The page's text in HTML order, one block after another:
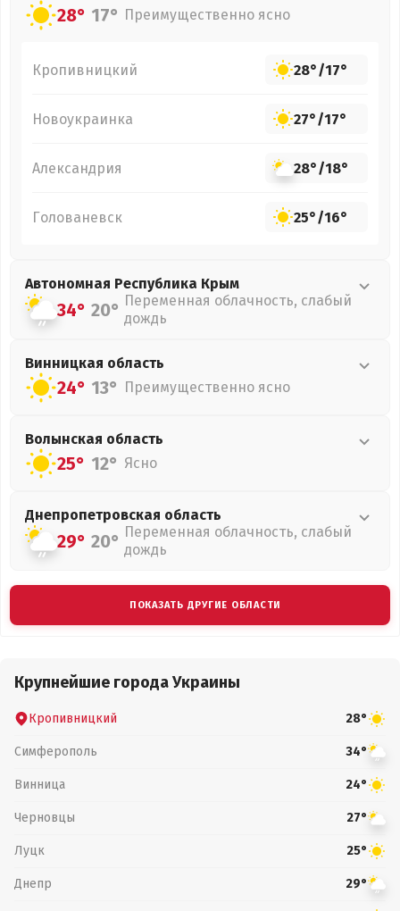
28° 17° Преимущественно ясно
Кропивницкий 28°/17°
Новоукраинка 27°/17°
Александрия 28°/18°
Голованевск 25°/16°
Автономная Республика Крым
34° 20° Переменная облачность, слабый
дождь
Винницкая область
24° 13° Преимущественно ясно
Волынская область
25° 12° Ясно
Днепропетровская область
29° 20° Переменная облачность, слабый
дождь
ПОКАЗАТЬ ДРУГИЕ ОБЛАСТИ
Крупнейшие города Украины
Кропивницкий 28°
Симферополь 34°
Винница 24°
Черновцы 27°
Луцк 25°
Днепр 29°